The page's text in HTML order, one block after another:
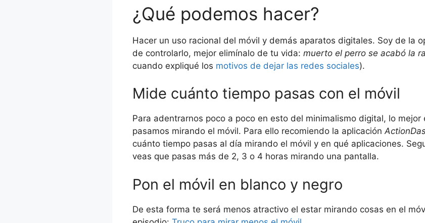
¿Qué podemos hacer?
Hacer un uso racional del móvil y demás aparatos digitales. Soy de la
de controlarlo, mejor elimínalo de tu vida: muerto el perro se acabó la
cuando expliqué los motivos de dejar las redes sociales).
Mide cuánto tiempo pasas con el móvil
Para adentrarnos poco a poco en esto del minimalismo digital, lo
pasamos mirando el móvil. Para ello recomiendo la aplicación
cuánto tiempo pasas al día mirando el móvil y en qué aplicaciones.
veas que pasas más de 2, 3 o 4 horas mirando una pantalla.
Pon el móvil en blanco y negro
De esta forma te será menos atractivo el estar mirando cosas en el